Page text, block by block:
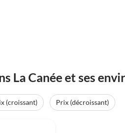
La Canée et ses
(croissant)
Prix (décroissant)